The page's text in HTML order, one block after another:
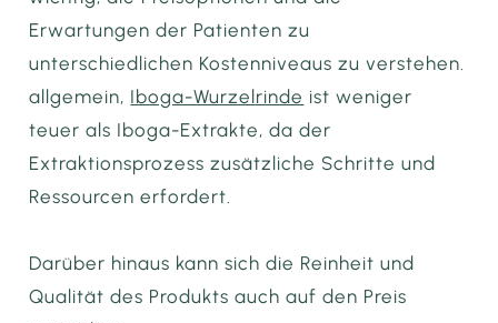
Erwartungen der Patienten zu
unterschiedlichen Kostenniveaus zu verstehen.
allgemein, Iboga-Wurzelrinde ist weniger
teuer als Iboga-Extrakte, da der
Extraktionsprozess zusätzliche Schritte und
Ressourcen erfordert.
Darüber hinaus kann sich die Reinheit und
Qualität des Produkts auch auf den Preis